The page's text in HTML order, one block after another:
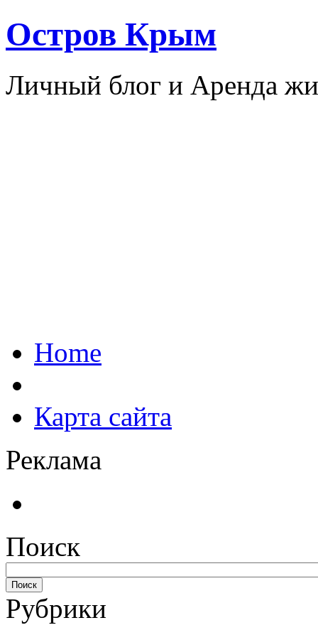
Остров Крым
Личный блог и Аренда
Home
Карта сайта
Реклама
Поиск
Рубрики